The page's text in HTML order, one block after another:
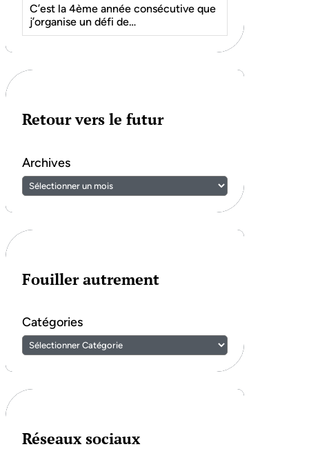
C’est la 4ème année consécutive que
j’organise un défi de…
Retour vers le futur
Archives
Fouiller autrement
Catégories
Réseaux sociaux